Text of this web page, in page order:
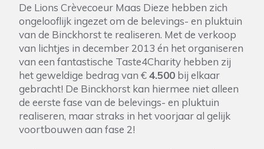
De Lions Crèvecoeur Maas Dieze hebben zich
ongelooflijk ingezet om de belevings- en pluktuin
van de Binckhorst te realiseren. Met de verkoop
van lichtjes in december 2013 én het organiseren
van een fantastische Taste4Charity hebben zij
het geweldige bedrag van €4.500 bij elkaar
gebracht! De Binckhorst kan hiermee niet alleen
de eerste fase van de belevings- en pluktuin
realiseren, maar straks in het voorjaar al gelijk
voortbouwen aan fase 2!